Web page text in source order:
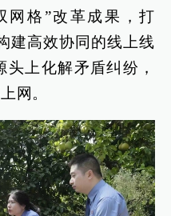
网格”改革成果，打
建高效协同的线上线
上化解矛盾纠纷，
网。